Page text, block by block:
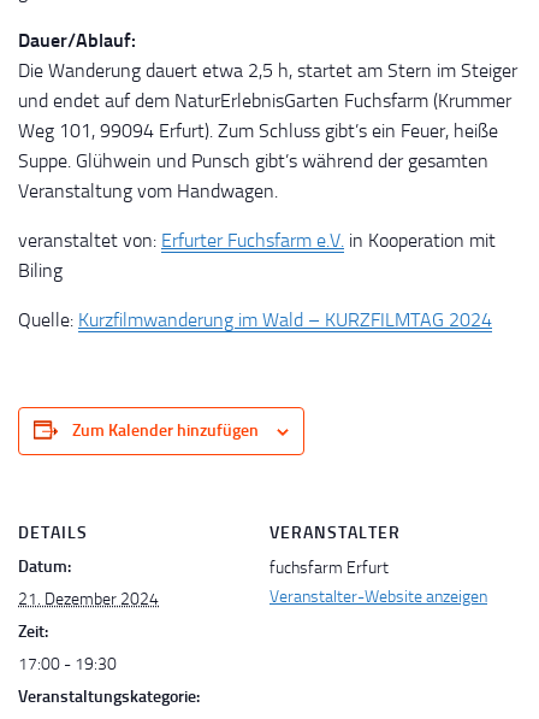
Dauer/Ablauf:
Die Wanderung dauert etwa 2,5 h, startet am Stern im Steiger
und endet auf dem NaturErlebnisGarten Fuchsfarm (Krummer
Weg 101, 99094 Erfurt). Zum Schluss gibt’s ein Feuer, heiße
Suppe. Glühwein und Punsch gibt’s während der gesamten
Veranstaltung vom Handwagen.
veranstaltet von: Erfurter Fuchsfarm e.V. in Kooperation mit
Biling
Quelle: Kurzfilmwanderung im Wald – KURZFILMTAG 2024
Zum Kalender hinzufügen
DETAILS
Datum:
21. Dezember 2024
Zeit:
17:00 - 19:30
Veranstaltungskategorie:
VERANSTALTER
fuchsfarm Erfurt
Veranstalter-Website anzeigen